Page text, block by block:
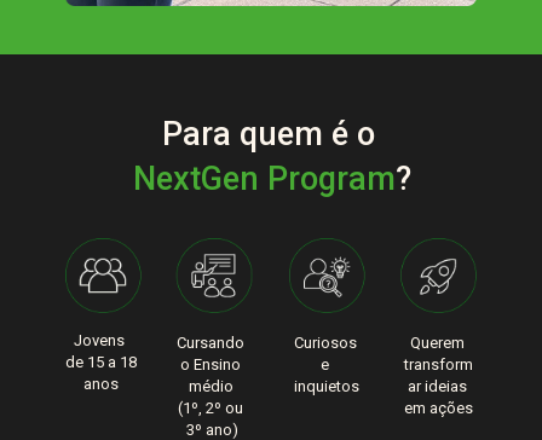
Para quem é o
NextGen Program?
Jovens
de 15 a 18
anos
Cursando
o Ensino
médio
(1º, 2º ou
3º ano)
Curiosos
e
inquietos
Querem
transform
ar ideias
em ações